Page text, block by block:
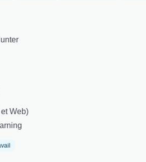
Web)